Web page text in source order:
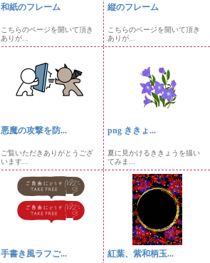
和紙のフレーム
こちらのページを開いて頂き
ありが...
縦のフレーム
こちらのページを開いて頂き
ありが...
悪魔の攻撃を防...
ご覧いただきありがとうござ
います...
png ききょ...
夏に見かけるききょうを描い
てみま...
手書き風ラフご... 紅葉、紫和柄玉...